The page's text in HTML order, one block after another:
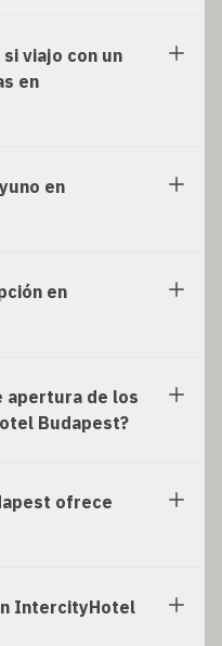
viajo con un
en
en
en
apertura de los
Budapest?
ofrece
IntercityHotel